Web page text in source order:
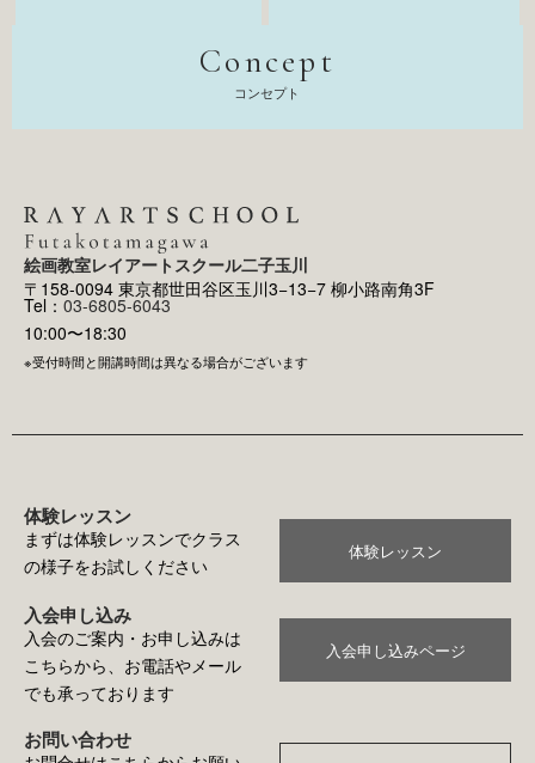
Concept
コンセプト
絵画教室レイアートスクール二子玉川
〒158-0094 東京都世田谷区玉川3−13−7 柳小路南角3F
Tel： 03-6805-6043
10:00〜18:30
※受付時間と開講時間は異なる場合がございます
体験レッスン
まずは体験レッスンでクラス
の様子をお試しください
体験レッスン
入会申し込み
入会のご案内・お申し込みは
こちらから、お電話やメール
でも承っております
入会申し込みページ
お問い合わせ